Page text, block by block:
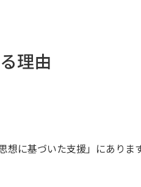
理由
に基づいた支援」にあります